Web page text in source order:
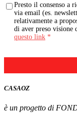
Presto il consenso a
via email (es.
relativamente a
di aver preso visione
questo link *
CASAOZ
è un progetto di